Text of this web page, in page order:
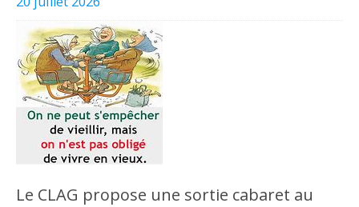
Le CLAG propose une sortie cabaret au